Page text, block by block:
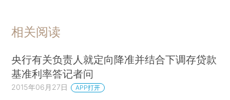
相关阅读
央行有关负责人就定向降准并结合下调存贷款
基准利率答记者问
2015年06月27日 APP打开